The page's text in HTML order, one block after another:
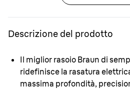
Descrizione del prodotto
Il miglior rasoio Braun di
ridefinisce la rasatura
massima profondità,